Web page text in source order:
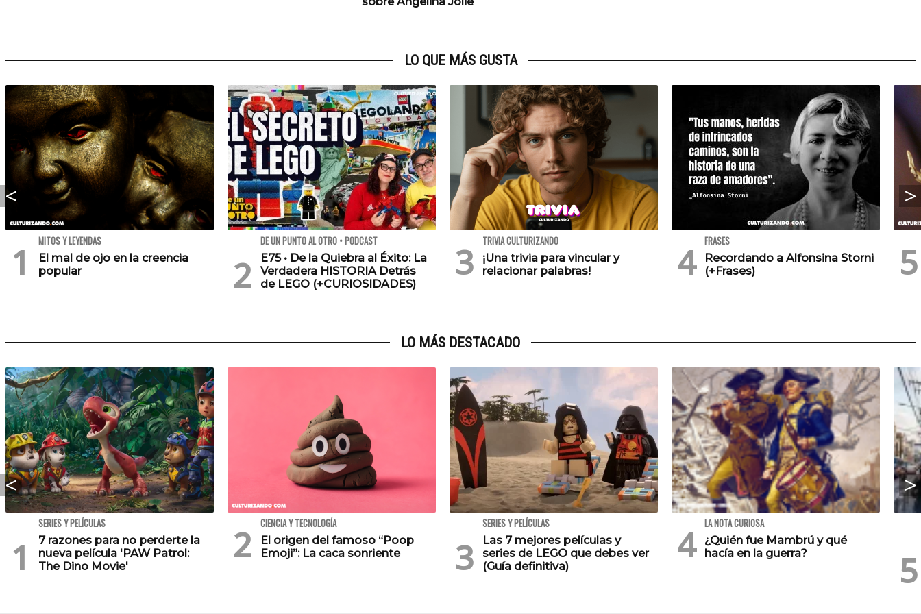
LO QUE MÁS GUSTA
MITOS Y LEYENDAS
El mal de ojo en la creencia
popular
DE UN PUNTO AL OTRO • PODCAST
E75 • De la Quiebra al Éxito: La
Verdadera HISTORIA Detrás
de LEGO (+CURIOSIDADES)
TRIVIA CULTURIZANDO
¡Una trivia para vincular y
relacionar palabras!
FRASES
Recordando a Alfonsina Storni
(+Frases)
LO MÁS DESTACADO
SERIES Y PELÍCULAS
7 razones para no perderte la
nueva película 'PAW Patrol:
The Dino Movie'
CIENCIA Y TECNOLOGÍA
El origen del famoso “Poop
Emoji”: La caca sonriente
SERIES Y PELÍCULAS
Las 7 mejores películas y
series de LEGO que debes ver
(Guía definitiva)
LA NOTA CURIOSA
¿Quién fue Mambrú y qué
hacía en la guerra?